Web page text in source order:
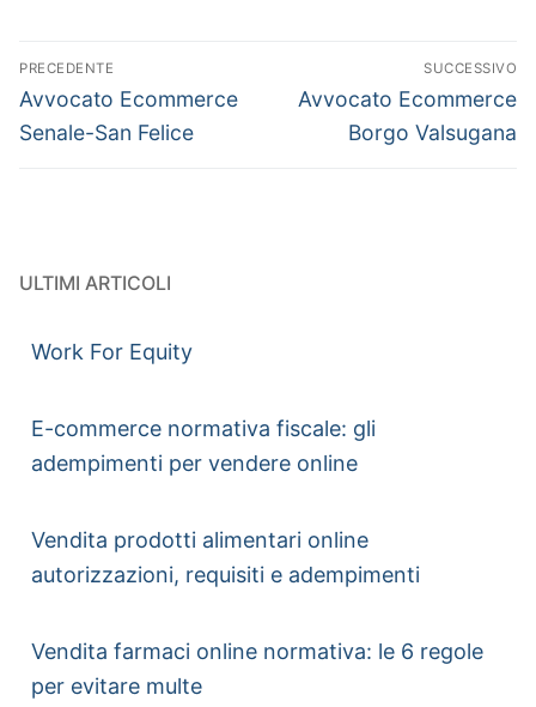
PRECEDENTE
Avvocato Ecommerce
Senale-San Felice
SUCCESSIVO
Avvocato Ecommerce
Borgo Valsugana
ULTIMI ARTICOLI
Work For Equity
E-commerce normativa fiscale: gli
adempimenti per vendere online
Vendita prodotti alimentari online
autorizzazioni, requisiti e adempimenti
Vendita farmaci online normativa: le 6 regole
per evitare multe